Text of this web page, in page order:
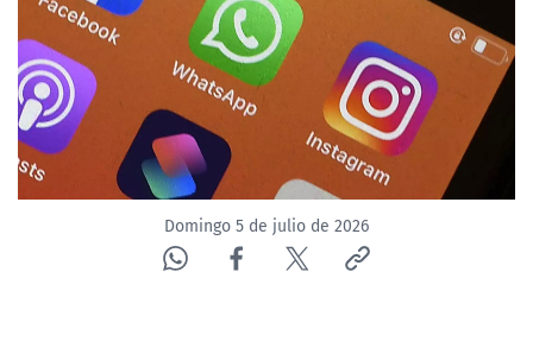
ACTUALIDAD Y TENDENCIAS
CORPORATIVO Y TRANSPARENCIA
CANAL DE DENUNCIAS
ÁREA DE PROYECTOSDomingo 5 de julio de 2026